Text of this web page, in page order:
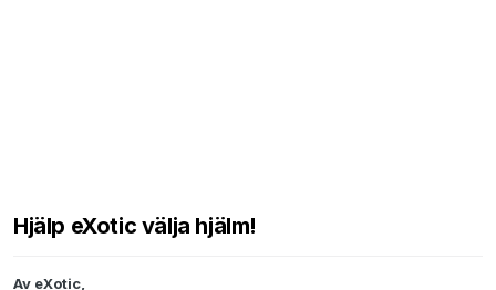
Hjälp eXotic välja hjälm!
Av eXotic,